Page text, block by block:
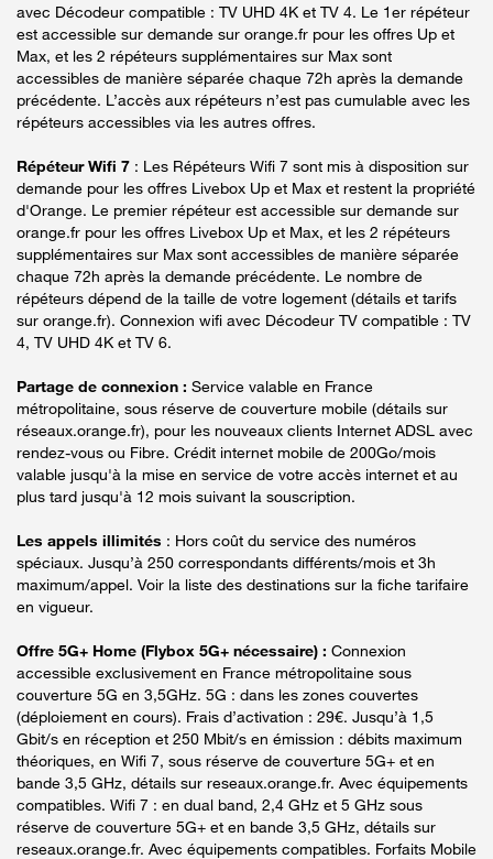
avec Décodeur compatible : TV UHD 4K et TV 4. Le 1er répéteur
est accessible sur demande sur orange.fr pour les offres Up et
Max, et les 2 répéteurs supplémentaires sur Max sont
accessibles de manière séparée chaque 72h après la demande
précédente. L’accès aux répéteurs n’est pas cumulable avec les
répéteurs accessibles via les autres offres.
Répéteur Wifi 7 : Les Répéteurs Wifi 7 sont mis à disposition sur
demande pour les offres Livebox Up et Max et restent la propriété
d'Orange. Le premier répéteur est accessible sur demande sur
orange.fr pour les offres Livebox Up et Max, et les 2 répéteurs
supplémentaires sur Max sont accessibles de manière séparée
chaque 72h après la demande précédente. Le nombre de
répéteurs dépend de la taille de votre logement (détails et tarifs
sur orange.fr). Connexion wifi avec Décodeur TV compatible : TV
4, TV UHD 4K et TV 6.
Partage de connexion : Service valable en France
métropolitaine, sous réserve de couverture mobile (détails sur
réseaux.orange.fr), pour les nouveaux clients Internet ADSL avec
rendez-vous ou Fibre. Crédit internet mobile de 200Go/mois
valable jusqu'à la mise en service de votre accès internet et au
plus tard jusqu'à 12 mois suivant la souscription.
Les appels illimités : Hors coût du service des numéros
spéciaux. Jusqu’à 250 correspondants différents/mois et 3h
maximum/appel. Voir la liste des destinations sur la fiche tarifaire
en vigueur.
Offre 5G+ Home (Flybox 5G+ nécessaire) : Connexion
accessible exclusivement en France métropolitaine sous
couverture 5G en 3,5GHz. 5G : dans les zones couvertes
(déploiement en cours). Frais d’activation : 29€. Jusqu’à 1,5
Gbit/s en réception et 250 Mbit/s en émission : débits maximum
théoriques, en Wifi 7, sous réserve de couverture 5G+ et en
bande 3,5 GHz, détails sur reseaux.orange.fr. Avec équipements
compatibles. Wifi 7 : en dual band, 2,4 GHz et 5 GHz sous
réserve de couverture 5G+ et en bande 3,5 GHz, détails sur
reseaux.orange.fr. Avec équipements compatibles. Forfaits Mobile